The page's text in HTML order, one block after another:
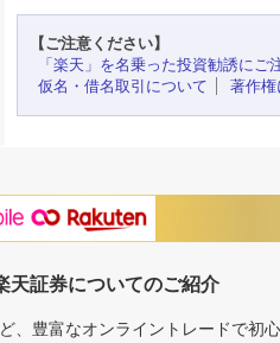
【ご注意ください】
「楽天」を名乗った投資勧誘にご
仮名・借名取引について
著作権
天証券についてのご紹介
、豊富なオンライントレードで初